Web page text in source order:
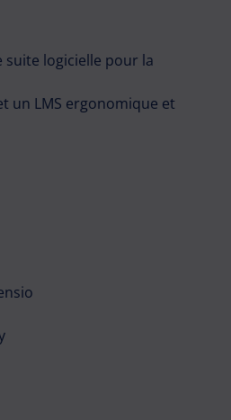
suite logicielle pour la
un LMS ergonomique et